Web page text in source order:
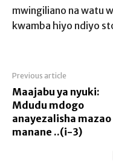
mwingiliano na watu
kwamba hiyo ndiyo
Previous article
Maajabu ya nyuki:
Mdudu mdogo
anayezalisha mazao
manane ..(i-3)